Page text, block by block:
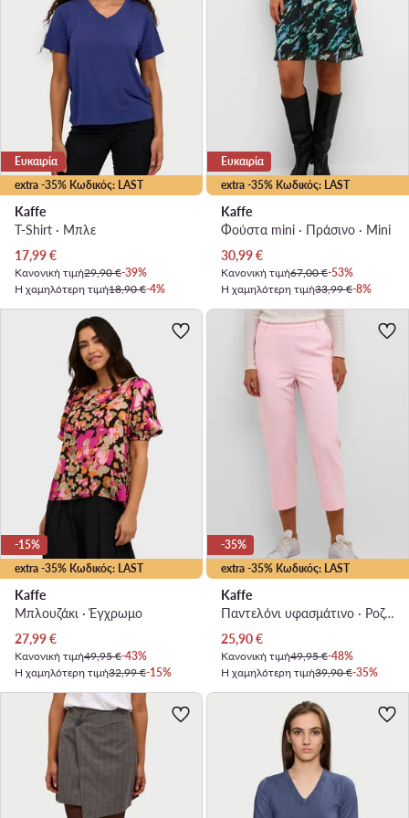
extra -35% Κωδικός: LAST
Ευκαιρία
Kaffe
T-Shirt · Μπλε
Τρέχουσα τιμή
17,99€
Κανονική τιμή29,90 €-39%
Η χαμηλότερη τιμή18,90 €-4%
extra -35% Κωδικός: LAST
Ευκαιρία
Kaffe
Φούστα mini · Πράσινο · Mini
Τρέχουσα τιμή
30,99€
Κανονική τιμή67,00 €-53%
Η χαμηλότερη τιμή33,99 €-8%
extra -35% Κωδικός: LAST
-15%
Kaffe
Μπλουζάκι · Έγχρωμο
Τρέχουσα τιμή
27,99€
Κανονική τιμή49,95 €-43%
Η χαμηλότερη τιμή32,99 €-15%
extra -35% Κωδικός: LAST
-35%
Kaffe
Παντελόνι υφασμάτινο · Ροζ · Relaxed Fit
Τρέχουσα τιμή
25,90€
Κανονική τιμή49,95 €-48%
Η χαμηλότερη τιμή39,90 €-35%